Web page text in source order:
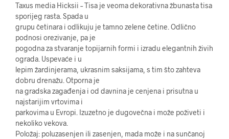
Taxus media Hicksii – Tisa je veoma dekorativna žbunasta tisa
sporijeg rasta. Spada u
grupu četinara i odlikuju je tamno zelene četine. Odlično
podnosi orezivanje, pa je
pogodna za stvaranje topijarnih formi i izradu elegantnih živih
ograda. Uspevaće i u
lepim žardinjerama, ukrasnim saksijama, s tim što zahteva
dobru drenažu. Otporna je
na gradska zagađenja i od davnina je cenjena i prisutna u
najstarijim vrtovima i
parkovima u Evropi. Izuzetno je dugovečna i može poživeti i
nekoliko vekova.
Položaj: poluzasenjen ili zasenjen, mada može i na sunčanoj